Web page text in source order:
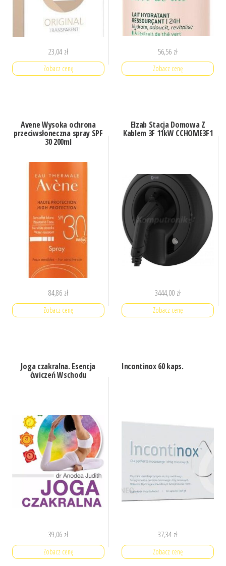
23,04 zł
Zobacz cenę
56,56 zł
Zobacz cenę
Avene Wysoka ochrona
przeciwsłoneczna spray SPF
30 200ml
84,86 zł
Zobacz cenę
Elzab Stacja Domowa Z
Kablem 3F 11kW CCHOME3F1
3444,00 zł
Zobacz cenę
Joga czakralna. Esencja
ćwiczeń Wschodu
39,06 zł
Zobacz cenę
Incontinox 60 kaps.
37,34 zł
Zobacz cenę